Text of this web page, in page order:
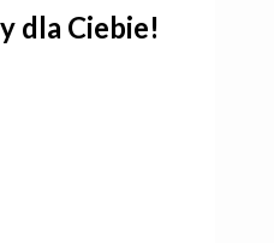
dla Ciebie!